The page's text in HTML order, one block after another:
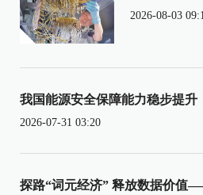
2026-08-03
我国能源安全保障能力稳步提升
2026-07-31 03:20
探路“词元经济” 释放数据价值